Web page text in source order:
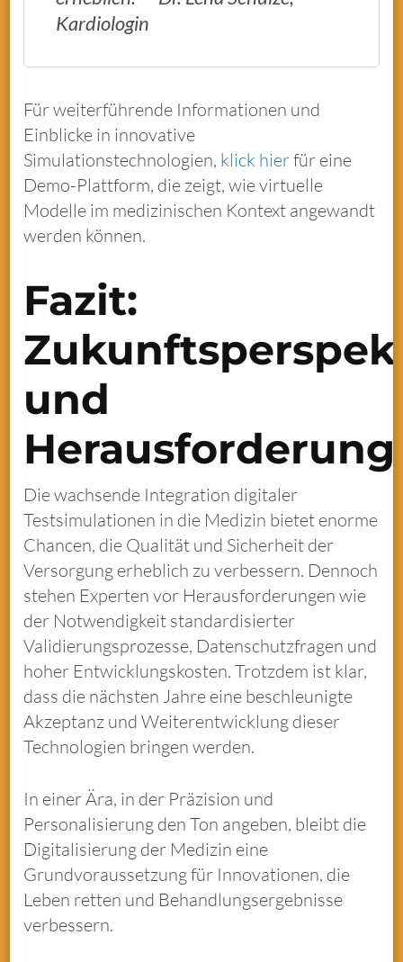
Kardiologin
Für weiterführende Informationen und
Einblicke in innovative
Simulationstechnologien, klick hierfür eine
Demo-Plattform, die zeigt, wie virtuelle
Modelle im medizinischen Kontext angewandt
werden können.
Fazit:
und
Die wachsende Integration digitaler
Testsimulationen in die Medizin bietet enorme
Chancen, die Qualität und Sicherheit der
Versorgung erheblich zu verbessern. Dennoch
stehen Experten vor Herausforderungen wie
der Notwendigkeit standardisierter
Validierungsprozesse, Datenschutzfragen und
hoher Entwicklungskosten. Trotzdem ist klar,
dass die nächsten Jahre eine beschleunigte
Akzeptanz und Weiterentwicklung dieser
Technologien bringen werden.
In einer Ära, in der Präzision und
Personalisierung den Ton angeben, bleibt die
Digitalisierung der Medizin eine
Grundvoraussetzung für Innovationen, die
Leben retten und Behandlungsergebnisse
verbessern.